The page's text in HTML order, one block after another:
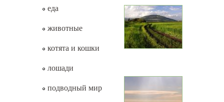
еда
животные
котята и кошки
лошади
подводный мир